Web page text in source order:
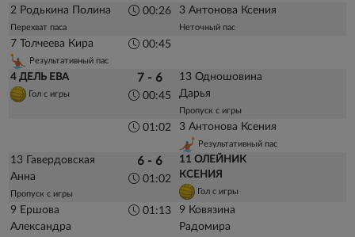
2 Родькина Полина
Перехват паса
00:26 3 Антонова Ксения
Неточный пас
7 Толчеева Кира
Результативный пас
00:45
4 ДЕЛЬ ЕВА
Гол с игры
7 - 6
00:45
13 Одношовина
Дарья
Пропуск с игры
01:02 3 Антонова Ксения
Результативный пас
13 Гавердовская
Анна
Пропуск с игры
6 - 6
01:02
11 ОЛЕЙНИК
КСЕНИЯ
Гол с игры
9 Ершова
Александра
01:13
9 Ковязина
Радомира